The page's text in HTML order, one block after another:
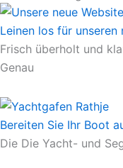
Leinen los für unseren
Frisch überholt und
Genau
Bereiten Sie Ihr Boot
Die Die Yacht- und